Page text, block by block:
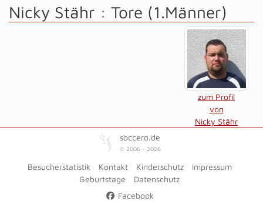
Nicky Stähr : Tore (1.Männer)
zum Profil
von
Nicky Stähr
soccero.de
© 2006 - 2026
Besucherstatistik Kontakt Kinderschutz
Impressum
Geburtstage
Datenschutz
Facebook